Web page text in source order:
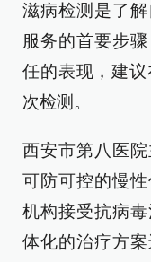
滋病检测是了
服务的首要步
任的表现，建
次检测。
西安市第八医
可防可控的慢
机构接受抗病
体化的治疗方